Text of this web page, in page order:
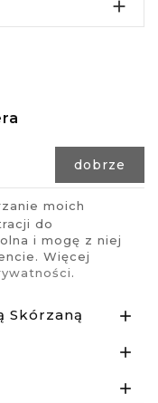

moich
do
i mogę z niej
Więcej
.
Skórzaną 

